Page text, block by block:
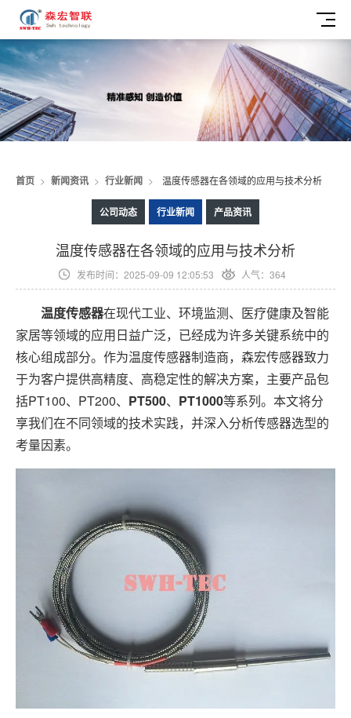
首页 > 新闻资讯 > 行业新闻 > 温度传感器在各领域的应用与技术分析
公司动态 行业新闻 产品资讯
温度传感器在各领域的应用与技术分析
发布时间：2025-09-09 12:05:53 人气：364
温度传感器在现代工业、环境监测、医疗健康及智能
家居等领域的应用日益广泛，已经成为许多关键系统中的
核心组成部分。作为温度传感器制造商，森宏传感器致力
于为客户提供高精度、高稳定性的解决方案，主要产品包
括PT100、PT200、 PT500、 PT1000等系列。本文将分
享我们在不同领域的技术实践，并深入分析传感器选型的
考量因素。